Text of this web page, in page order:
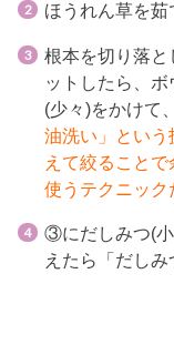
ほうれん草を茹
根本を切り落と
ットしたら、
(少々)をかけて
油洗い」とい
えて絞ること
使うテクニック
③にだしみつ(
えたら「だしみ